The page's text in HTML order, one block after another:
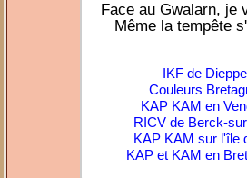
Face au Gwalarn, je
Même la tempête
IKF de Dieppe
Couleurs
KAP KAM en
RICV de Berck-
KAP KAM sur l'île
KAP et KAM en